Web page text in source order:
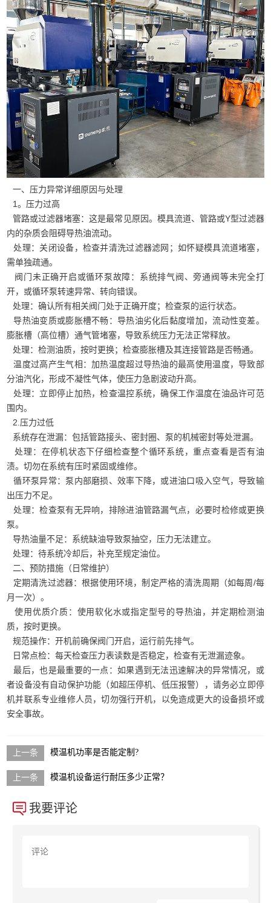
一、压力异常详细原因与处理
1。压力过高
管路或过滤器堵塞：这是最常见原因。模具流道、管路或Y型过滤器
内的杂质会阻碍导热油流动。
处理：关闭设备，检查并清洗过滤器滤网；如怀疑模具流道堵塞，
需单独疏通。
阀门未正确开启或循环泵故障：系统排气阀、旁通阀等未完全打
开，或循环泵转速异常、转向错误。
处理：确认所有相关阀门处于正确开度；检查泵的运行状态。
导热油变质或膨胀槽不畅：导热油劣化后黏度增加，流动性变差。
膨胀槽（高位槽）通气管堵塞，导致系统压力无法正常释放。
处理：检测油质，按时更换；检查膨胀槽及其连接管路是否畅通。
温度过高产生气相：加热温度超过导热油的最高使用温度，导致部
分油汽化，形成不凝性气体，使压力急剧波动升高。
处理：立即停止加热，检查温控系统，确保工作温度在油品许可范
围内。
2.压力过低
系统存在泄漏：包括管路接头、密封圈、泵的机械密封等处泄漏。
处理：在停机状态下仔细检查整个循环系统，重点查看是否有油
渍。切勿在系统有压时紧固或维修。
循环泵异常：泵内部磨损、效率下降，或进油口吸入空气，导致输
出压力不足。
处理：检查泵有无异响，排除进油管路漏气点，必要时检修或更换
泵。
导热油量不足：系统缺油导致泵抽空，压力无法建立。
处理：待系统冷却后，补充至规定油位。
二、预防措施（日常维护）
定期清洗过滤器：根据使用环境，制定严格的清洗周期（如每周/每
月一次）。
使用优质介质：使用软化水或指定型号的导热油，并定期检测油
质，按时更换。
规范操作：开机前确保阀门开启，运行前先排气。
日常点检：每天检查压力表读数是否稳定，检查有无泄漏迹象。
最后，也是最重要的一点：如果遇到无法迅速解决的异常情况，或
者设备没有自动保护功能（如超压停机、低压报警），请务必立即停
机并联系专业维修人员，切勿强行开机，以免造成更大的设备损坏或
安全事故。
模温机功率是否能定制?
模温机设备运行耐压多少正常？
我要评论